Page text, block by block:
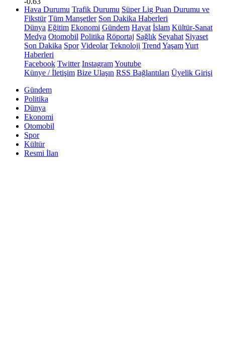
Hava Durumu Trafik Durumu Süper Lig Puan Durumu ve
Fikstür Tüm Manşetler Son Dakika Haberleri
Dünya Eğitim Ekonomi Gündem Hayat İslam Kültür-Sanat
Medya Otomobil Politika Röportaj Sağlık Seyahat Siyaset
Son Dakika Spor Videolar Teknoloji Trend YaşamYurt
Haberleri
Facebook Twitter InstagramYoutube
Künye / İletişim Bize Ulaşın RSS Bağlantıları Üyelik Girişi
Gündem
Politika
Dünya
Ekonomi
Otomobil
Spor
Kültür
Resmi İlan